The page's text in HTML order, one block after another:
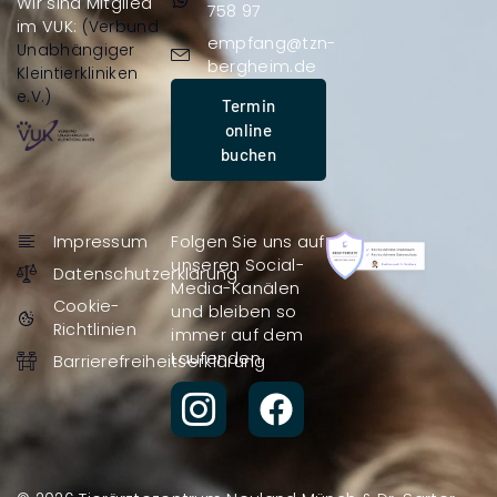
im VUK: (Verbund
Unabhängiger
Kleintierkliniken
e.V.)
758 97
empfang@tzn-
bergheim.de
Termin
online
buchen
Impressum
Datenschutzerklärung
Cookie-
Richtlinien
Barrierefreiheitserklärung
Folgen Sie uns auf
unseren Social-
Media-Kanälen
und bleiben so
immer auf dem
Laufenden.